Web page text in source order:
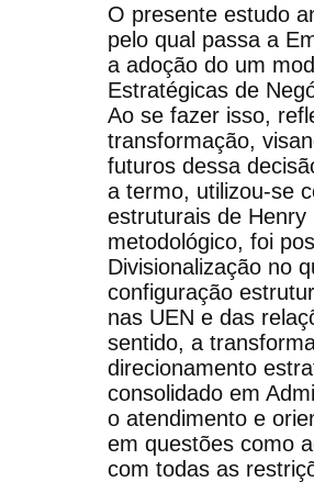
O presente estudo
pelo qual passa a
a adoção do um
Estratégicas de
Ao se fazer isso,
transformação,
futuros dessa
a termo, utilizou-se
estruturais de
metodológico, foi
Divisionalização no
configuração
nas UEN e das
sentido, a
direcionamento
consolidado em
o atendimento e
em questões como
com todas as